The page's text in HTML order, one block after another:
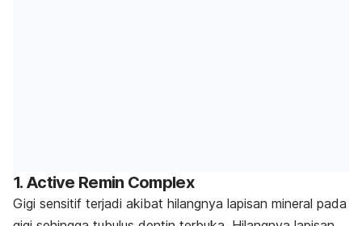
1. Active Remin Complex
Gigi sensitif terjadi akibat hilangnya lapisan mineral pada